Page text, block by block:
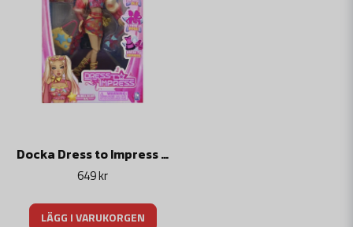
Docka Dress to Impress Fashion Doll Bubblegum
649 kr
LÄGG I VARUKORGEN